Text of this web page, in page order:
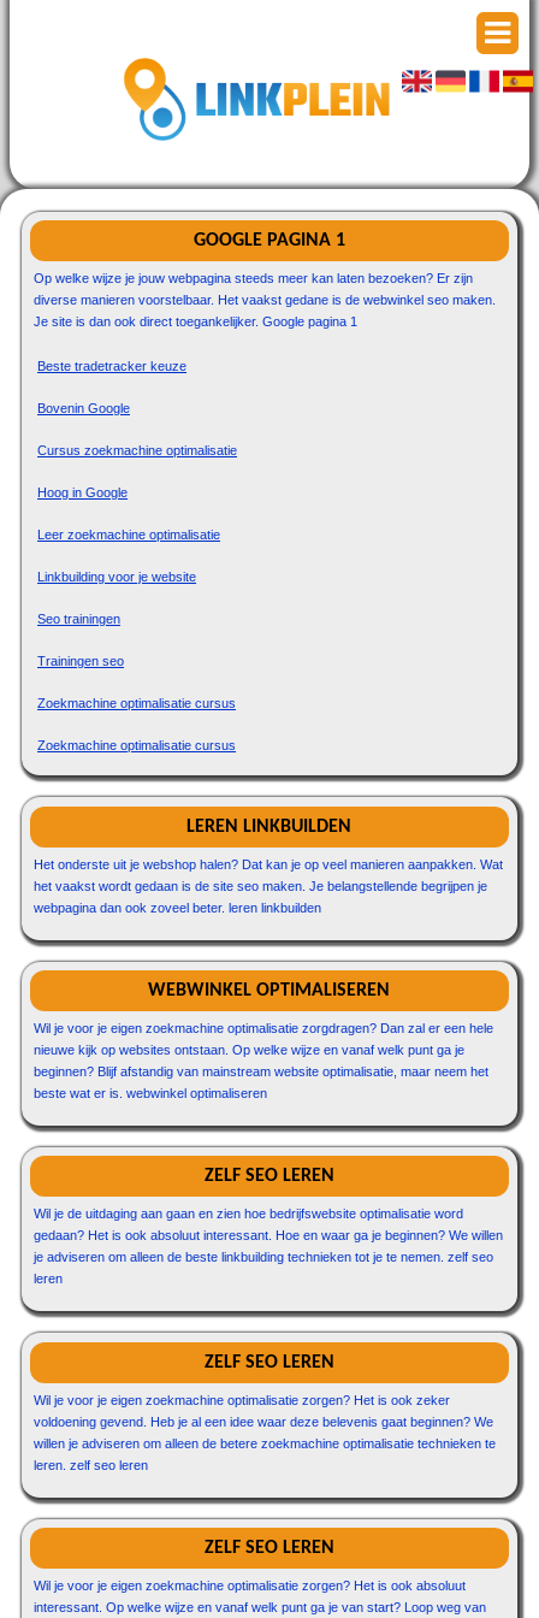
GOOGLE PAGINA 1
Op welke wijze je jouw webpagina steeds meer kan laten bezoeken? Er zijn
diverse manieren voorstelbaar. Het vaakst gedane is de webwinkel seo maken.
Je site is dan ook direct toegankelijker. Google pagina 1
Beste tradetracker keuze
Bovenin Google
Cursus zoekmachine optimalisatie
Hoog in Google
Leer zoekmachine optimalisatie
Linkbuilding voor je website
Seo trainingen
Trainingen seo
Zoekmachine optimalisatie cursus
Zoekmachine optimalisatie cursus
LEREN LINKBUILDEN
Het onderste uit je webshop halen? Dat kan je op veel manieren aanpakken. Wat
het vaakst wordt gedaan is de site seo maken. Je belangstellende begrijpen je
webpagina dan ook zoveel beter. leren linkbuilden
WEBWINKEL OPTIMALISEREN
Wil je voor je eigen zoekmachine optimalisatie zorgdragen? Dan zal er een hele
nieuwe kijk op websites ontstaan. Op welke wijze en vanaf welk punt ga je
beginnen? Blijf afstandig van mainstream website optimalisatie, maar neem het
beste wat er is. webwinkel optimaliseren
ZELF SEO LEREN
Wil je de uitdaging aan gaan en zien hoe bedrijfswebsite optimalisatie word
gedaan? Het is ook absoluut interessant. Hoe en waar ga je beginnen? We willen
je adviseren om alleen de beste linkbuilding technieken tot je te nemen. zelf seo
leren
ZELF SEO LEREN
Wil je voor je eigen zoekmachine optimalisatie zorgen? Het is ook zeker
voldoening gevend. Heb je al een idee waar deze belevenis gaat beginnen? We
willen je adviseren om alleen de betere zoekmachine optimalisatie technieken te
leren. zelf seo leren
ZELF SEO LEREN
Wil je voor je eigen zoekmachine optimalisatie zorgen? Het is ook absoluut
interessant. Op welke wijze en vanaf welk punt ga je van start? Loop weg van